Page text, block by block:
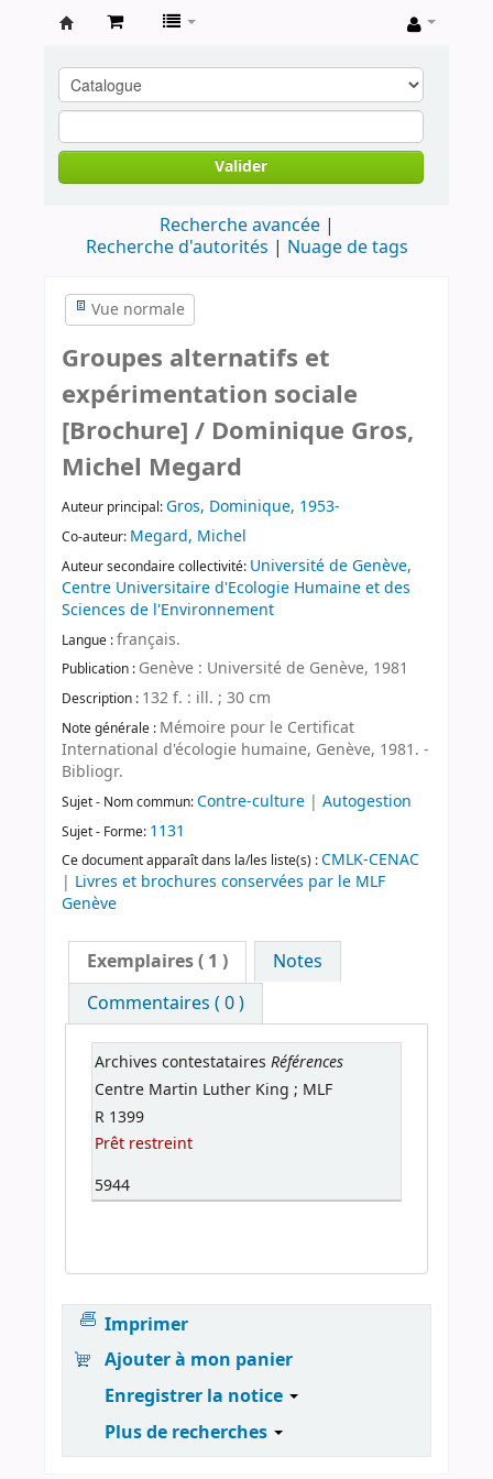
contestataires
Valider
Recherche avancée
Recherche d'autorités
Nuage de tags
Vue normale
Groupes alternatifs et
expérimentation sociale
[Brochure] / Dominique Gros,
Michel Megard
Auteur principal:Gros, Dominique, 1953-
Co-auteur: Megard, Michel
Auteur secondaire collectivité: Université de Genève,
Centre Universitaire d'Ecologie Humaine et des
Sciences de l'Environnement
Langue :français.
Publication : Genève : Université de Genève, 1981
Description : 132 f. : ill. ; 30 cm
Note générale : Mémoire pour le Certificat
International d'écologie humaine, Genève, 1981. -
Bibliogr.
Sujet - Nom commun:Contre-culture | Autogestion
Sujet - Forme: 1131
Ce document apparaît dans la/les liste(s) :CMLK-CENAC
| Livres et brochures conservées par le MLF
Genève
Exemplaires( 1 )
Notes
Commentaires ( 0 )
Archives contestataires Références
Centre Martin Luther King ; MLF
R 1399
Prêt restreint
5944
Imprimer
Ajouter à mon panier
Enregistrer la notice
Plus de recherches